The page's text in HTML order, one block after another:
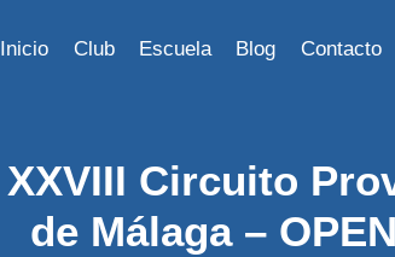
Inicio Club Escuela Blog Contacto
XXVIII Circuito
de Málaga –